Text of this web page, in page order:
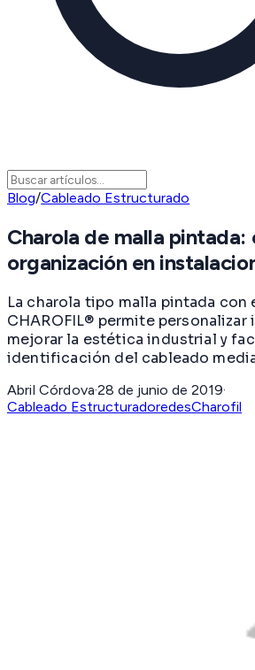
Blog/Cableado Estructurado
Charola de malla
organización en
La charola tipo malla pintada con
CHAROFIL® permite personalizar
mejorar la estética industrial y
identificación del cableado
Abril Córdova·28 de junio de 2019·
Cableado EstructuradoredesCharofil